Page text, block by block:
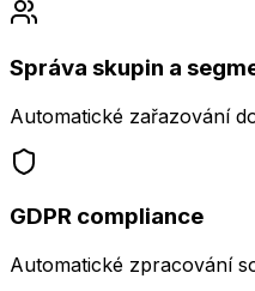
Správa skupin a
Automatické zařazování
GDPR compliance
Automatické zpracování